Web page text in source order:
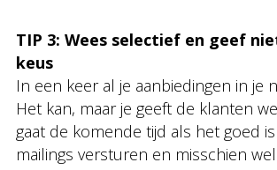
TIP 3: Wees selectief en geef
keus
In een keer al je aanbiedingen in je
Het kan, maar je geeft de klanten
gaat de komende tijd als het goed
mailings versturen en misschien